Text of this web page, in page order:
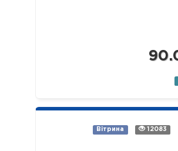
Вітрина 12083